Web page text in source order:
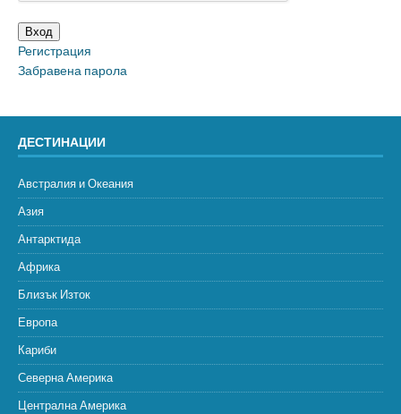
Вход
Регистрация
Забравена парола
ДЕСТИНАЦИИ
Австралия и Океания
Азия
Антарктида
Африка
Близък Изток
Европа
Кариби
Северна Америка
Централна Америка